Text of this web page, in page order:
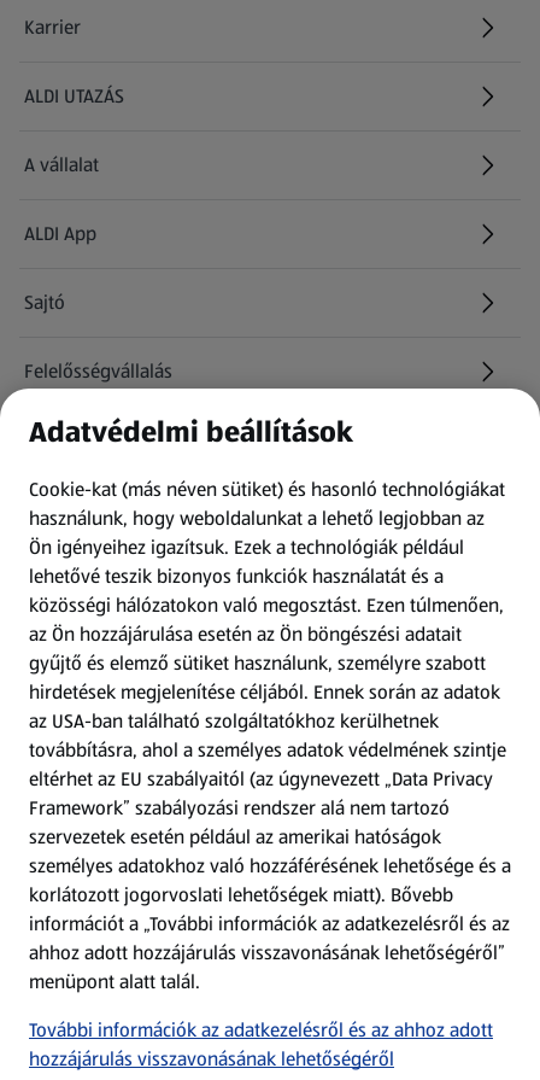
Karrier
(új oldalon nyílik meg)
ALDI UTAZÁS
(új oldalon nyílik meg)
A vállalat
ALDI App
Sajtó
Felelősségvállalás
Információk
Kérdőív
Fizetési lehetőségek
ALDI utalványok
Árcsökkentés
Adattörlő alkalmazás
Szervizpont
(új oldalon nyílik meg)
Fedezz fel minket az interneten!
Töltsd le az ALDI Magyarország applikációt!
Adatvédelmi beállítások
Cookie-kat (más néven sütiket) és hasonló technológiákat
használunk, hogy weboldalunkat a lehető legjobban az
Ön igényeihez igazítsuk. Ezek a technológiák például
lehetővé teszik bizonyos funkciók használatát és a
közösségi hálózatokon való megosztást. Ezen túlmenően,
az Ön hozzájárulása esetén az Ön böngészési adatait
gyűjtő és elemző sütiket használunk, személyre szabott
hirdetések megjelenítése céljából. Ennek során az adatok
az USA-ban található szolgáltatókhoz kerülhetnek
továbbításra, ahol a személyes adatok védelmének szintje
eltérhet az EU szabályaitól (az úgynevezett „Data Privacy
Framework” szabályozási rendszer alá nem tartozó
szervezetek esetén például az amerikai hatóságok
személyes adatokhoz való hozzáférésének lehetősége és a
korlátozott jogorvoslati lehetőségek miatt). Bővebb
információt a „További információk az adatkezelésről és az
ahhoz adott hozzájárulás visszavonásának lehetőségéről”
menüpont alatt talál.
További információk az adatkezelésről és az ahhoz adott
hozzájárulás visszavonásának lehetőségéről